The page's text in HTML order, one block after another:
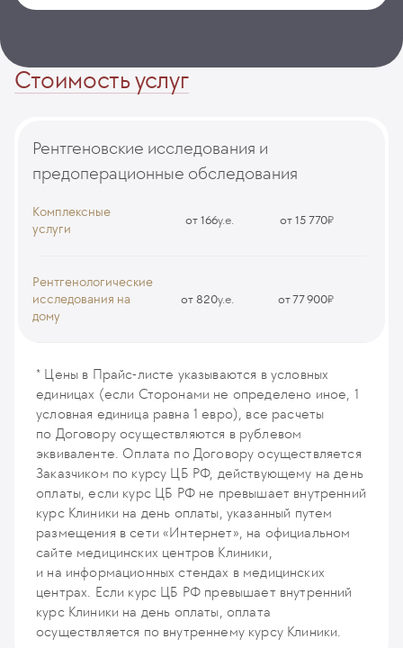
Стоимость услуг
Рентгеновские исследования и
предоперационные обследования
Комплексные
услуги
от 166у.е. от 15 770₽
PREPAY_PREOP2_KIDS_CITO
медицинское обследование детей (расширенное)"(по CITO)
PREPAY_PREOP1_KIDS_CITO
PREPAY_PREOP2_KIDS
Предоплата услуги "Комплексное предоперационное
медицинское обследование детей (расширенное)"
PREPAY_PREOP1_KIDS
Предоплата услуги "Комплексное предоперационное
медицинское обследование детей"
PREPAY_PREOP2_CITO
Предоплата услуги "Комплексное предоперационное
медицинское обследование для операций под регионарной
и общей анестезией" (по CITO)
Рентгенологические
исследования на
дому
от 820у.е. от 77 900₽
XR77
XR78
Рентгеновское исследование на дому (одна локализация)
в пределах 10 км от МКАД
XR79
Рентгеновское исследование на дому (одна локализация)
в пределах 30 км от МКАД
XR80
Рентгеновское исследование на дому (одна локализация)
в пределах 50 км от МКАД
* Цены в Прайс-листе указываются в условных
единицах (если Сторонами не определено иное, 1
условная единица равна 1 евро), все расчеты
по Договору осуществляются в рублевом
эквиваленте. Оплата по Договору осуществляется
Заказчиком по курсу ЦБ РФ, действующему на день
оплаты, если курс ЦБ РФ не превышает внутренний
курс Клиники на день оплаты, указанный путем
размещения в сети «Интернет», на официальном
сайте медицинских центров Клиники,
и на информационных стендах в медицинских
центрах. Если курс ЦБ РФ превышает внутренний
курс Клиники на день оплаты, оплата
осуществляется по внутреннему курсу Клиники.